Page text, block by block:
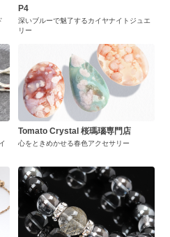
P4
深いブルーで魅了するカイヤナイトジュエ
リー
Tomato Crystal 桜瑪瑙専門店
心をときめかせる春色アクセサリー